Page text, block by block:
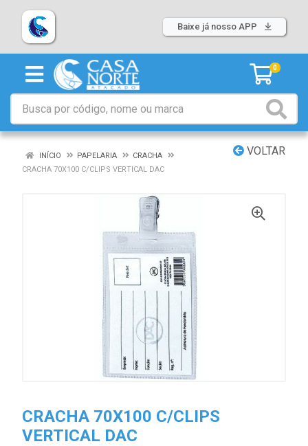
Baixe já nosso APP
0
VOLTAR
INÍCIO PAPELARIA
CRACHA
CRACHA 70X100 C/CLIPS VERTICAL DAC
CRACHA 70X100 C/CLIPS
VERTICAL DAC